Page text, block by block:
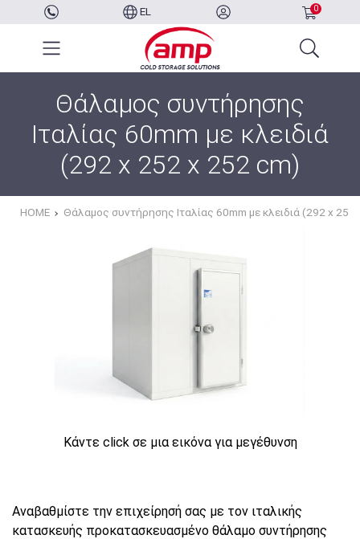
EL 0
Θάλαμος συντήρησης
Ιταλίας 60mm με κλειδιά
(292 x 252 x 252 cm)
HOME Θάλαμος συντήρησης Ιταλίας 60mm με κλειδιά (292 x 252
Κάντε click σε μια εικόνα για μεγέθυνση
Αναβαθμίστε την επιχείρησή σας με τον ιταλικής
κατασκευής προκατασκευασμένο θάλαμο συντήρησης